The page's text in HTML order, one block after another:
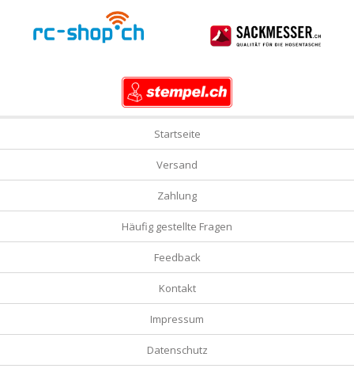
Startseite
Versand
Zahlung
Häufig gestellte Fragen
Feedback
Kontakt
Impressum
Datenschutz